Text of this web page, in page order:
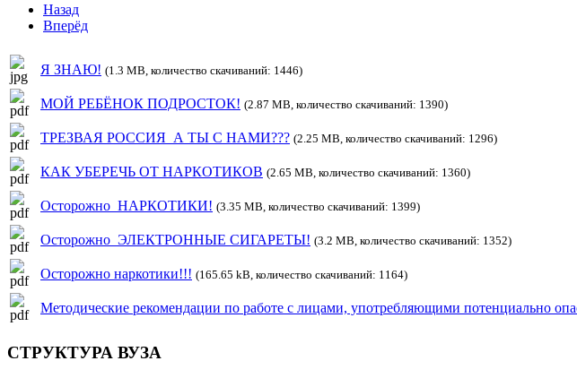
Назад
Вперёд
Я ЗНАЮ! (1.3 MB, количество скачиваний: 1446)
МОЙ РЕБЁНОК ПОДРОСТОК! (2.87 MB, количество скачиваний: 1390)
ТРЕЗВАЯ РОССИЯ_А ТЫ С НАМИ??? (2.25 MB, количество скачиваний: 1296)
КАК УБЕРЕЧЬ ОТ НАРКОТИКОВ (2.65 MB, количество скачиваний: 1360)
Осторожно_НАРКОТИКИ! (3.35 MB, количество скачиваний: 1399)
Осторожно_ЭЛЕКТРОННЫЕ СИГАРЕТЫ! (3.2 MB, количество скачиваний: 1352)
Осторожно наркотики!!! (165.65 kB, количество скачиваний: 1164)
Методические рекомендации по работе с лицами, употребляющими потенциально
СТРУКТУРА ВУЗА